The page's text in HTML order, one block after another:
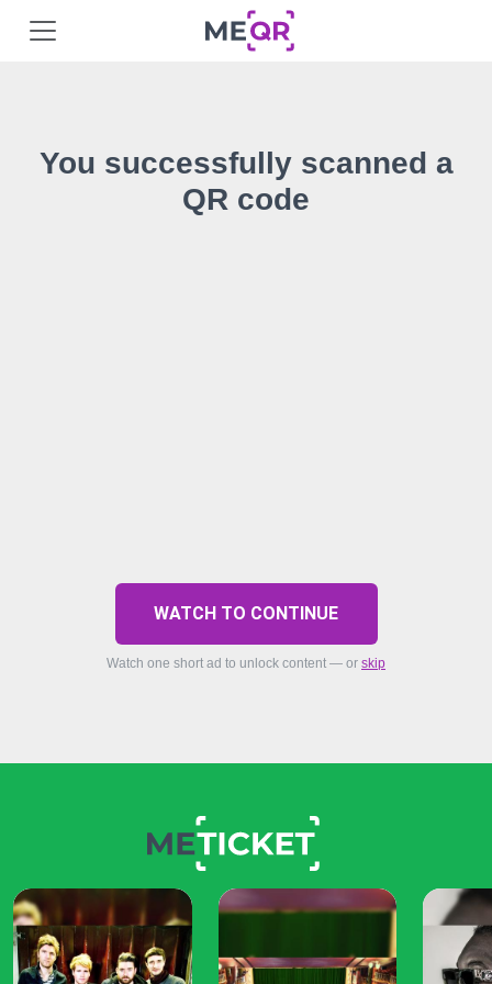
You successfully scanned a
QR code
WATCH TO CONTINUE
Watch one short ad to unlock content — or skip